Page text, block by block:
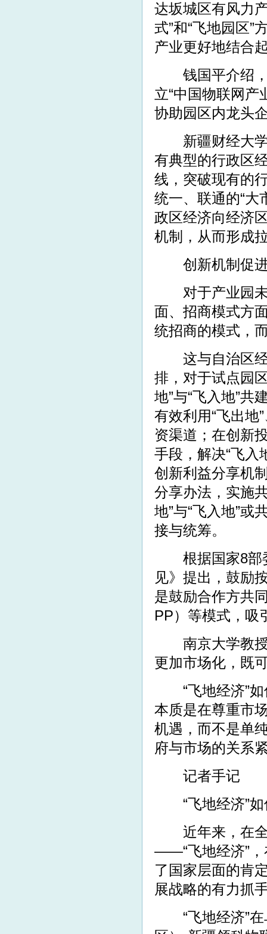
达坂城区有风力
式”和“飞地园区”
产业更好地结合
钱国平介绍，
立“中国物联网产
协助园区内龙头
新疆财经大学
有典型的行政区
线，突破现有的
统一、联通的“大
政区经济向经济
机制，从而形成
创新机制促进
对于产业园未
面、招商模式方
统招商的模式，
这与自治区经
排，对于试点园
地”与“飞入地”共
有效利用“飞出地
资渠道；在创新
手段，解决“飞入
创新利益分享机
分享办法，实施
地”与“飞入地”或
接与统筹。
根据国家8部委
见》提出，鼓励
是鼓励合作方共
PP）等模式，吸
南京大学教授
更加市场化，既
“飞地经济”如
本质是在尊重市
机遇，而不是单
府与市场的关系
记者手记
“飞地经济”如
近年来，在全
——“飞地经济”，
了国家层面的肯
展战略的有力抓
“飞地经济”在